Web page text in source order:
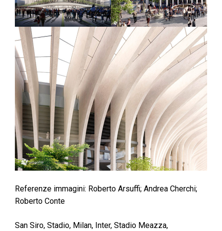
Referenze immagini: Roberto Arsuffi; Andrea Cherchi;
Roberto Conte
San Siro, Stadio, Milan, Inter, Stadio Meazza,